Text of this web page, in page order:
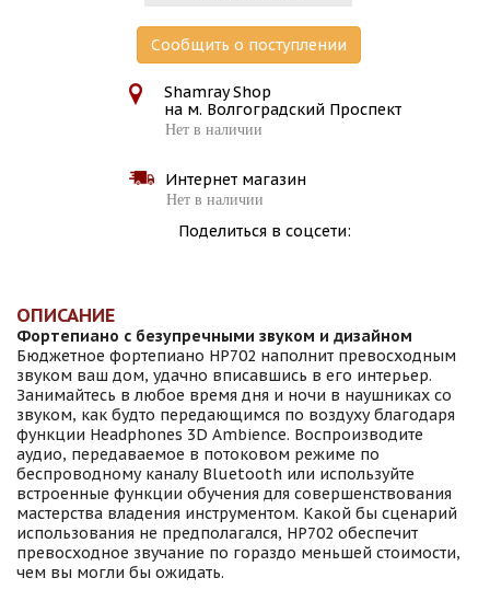
Сообщить о поступлении
Shamray Shop
на м. Волгоградский Проспект
Нет в наличии
Интернет магазин
Нет в наличии
Поделиться в соцсети:
ОПИСАНИЕ
Фортепиано с безупречными звуком и дизайном
Бюджетное фортепиано HP702 наполнит превосходным
звуком ваш дом, удачно вписавшись в его интерьер.
Занимайтесь в любое время дня и ночи в наушниках со
звуком, как будто передающимся по воздуху благодаря
функции Headphones 3D Ambience. Воспроизводите
аудио, передаваемое в потоковом режиме по
беспроводному каналу Bluetooth или используйте
встроенные функции обучения для совершенствования
мастерства владения инструментом. Какой бы сценарий
использования не предполагался, HP702 обеспечит
превосходное звучание по гораздо меньшей стоимости,
чем вы могли бы ожидать.